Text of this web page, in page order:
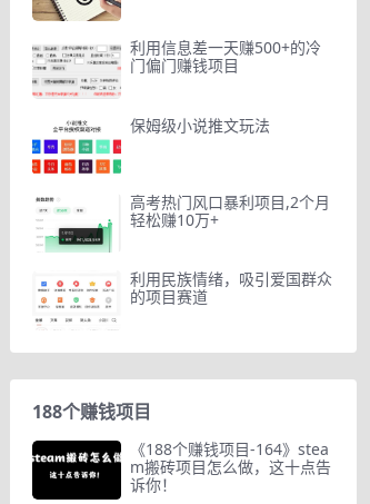
利用信息差一天赚500+的冷
门偏门赚钱项目
保姆级小说推文玩法
高考热门风口暴利项目,2个月
轻松赚10万+
利用民族情绪，吸引爱国群众
的项目赛道
188个赚钱项目
《188个赚钱项目-164》stea
m搬砖项目怎么做，这十点告
诉你！